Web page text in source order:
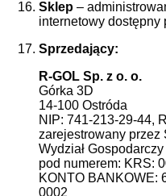
Sklep –
internetowy dostępny
Sprzedający:
R-GOL Sp. z o. o.
Górka 3D
14-100 Ostróda
NIP: 741-213-29-44,
zarejestrowany przez
Wydział
pod numerem: KRS:
KONTO BANKOWE:
0002